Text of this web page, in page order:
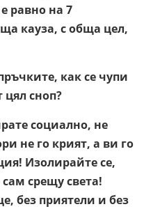
равно на 7
кауза, с обща цел,
как се чупи
цял сноп?
социално, не
не го крият, а ви го
Изолирайте се,
срещу света!
без приятели и без